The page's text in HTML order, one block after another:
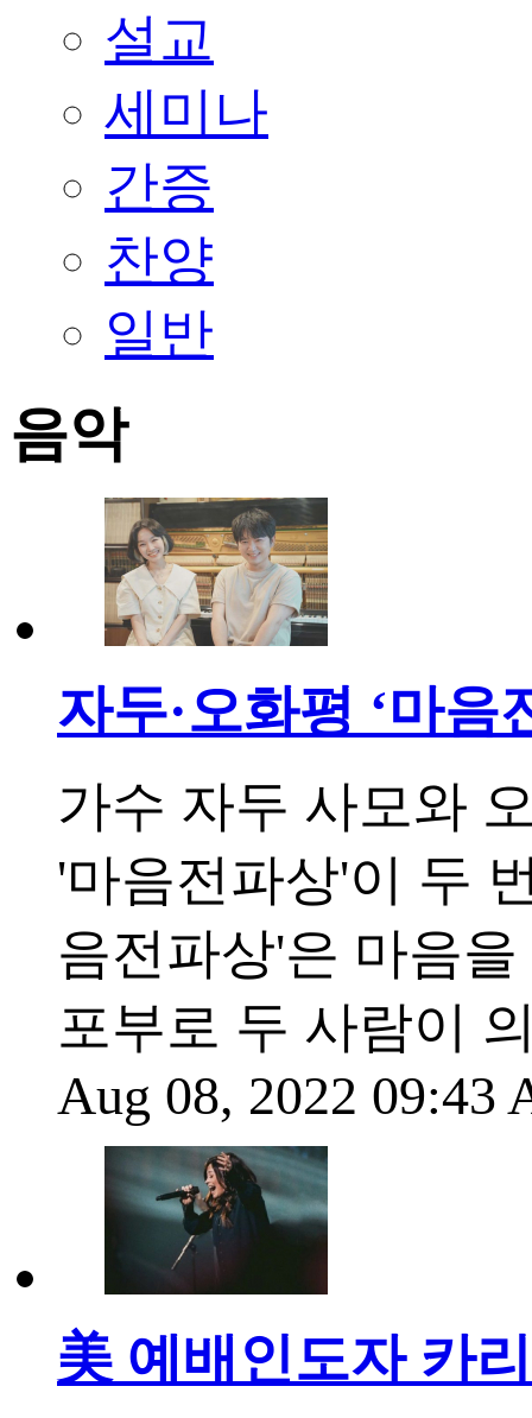
설교
세미나
간증
찬양
일반
음악
자두·오화평 ‘마음
가수 자두 사모와
'마음전파상'이 두
음전파상'은 마음
포부로 두 사람이
Aug 08, 2022 09:43
美 예배인도자 카